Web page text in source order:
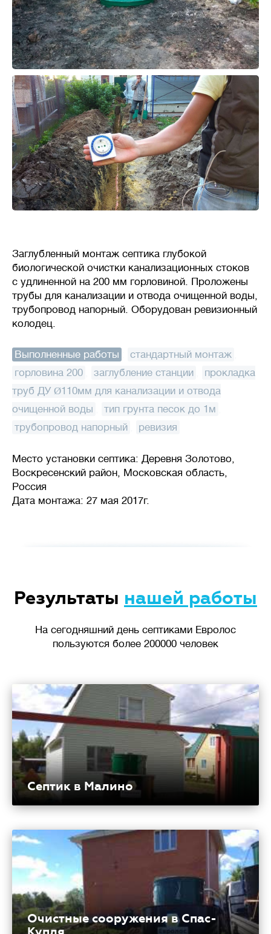
Заглубленный монтаж септика глубокой
биологической очистки канализационных стоков
с удлиненной на 200 мм горловиной. Проложены
трубы для канализации и отвода очищенной воды,
трубопровод напорный. Оборудован ревизионный
колодец.
Выполненные работы стандартный монтаж
горловина 200
заглубление станции
прокладка
труб ДУ Ø110мм для канализации и отвода
очищенной воды
тип грунта песок до 1м
трубопровод напорный
ревизия
Место установки септика: Деревня Золотово,
Воскресенский район, Московская область,
Россия
Дата монтажа: 27 мая 2017г.
Результаты нашей работы
На сегодняшний день септиками Евролос
пользуются более 200000 человек
Септик в Малино
Очистные сооружения в Спас-